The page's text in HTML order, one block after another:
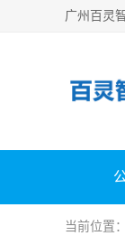
当前位置：